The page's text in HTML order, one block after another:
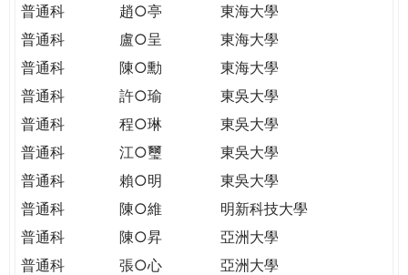
普通科
趙○亭
東海大學
普通科
盧○呈
東海大學
普通科
陳○勳
東海大學
普通科
許○瑜
東吳大學
普通科
程○琳
東吳大學
普通科
江○璽
東吳大學
普通科
賴○明
東吳大學
普通科
陳○維
明新科技大學
普通科
陳○昇
亞洲大學
普通科
張○心
亞洲大學